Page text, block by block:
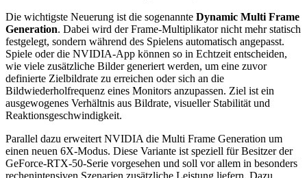
Die wichtigste Neuerung ist die sogenannte Dynamic Multi Frame
Generation. Dabei wird der Frame-Multiplikator nicht mehr statisch
festgelegt, sondern während des Spielens automatisch angepasst.
Spiele oder die NVIDIA-App können so in Echtzeit entscheiden,
wie viele zusätzliche Bilder generiert werden, um eine zuvor
definierte Zielbildrate zu erreichen oder sich an die
Bildwiederholfrequenz eines Monitors anzupassen. Ziel ist ein
ausgewogenes Verhältnis aus Bildrate, visueller Stabilität und
Reaktionsgeschwindigkeit.
Parallel dazu erweitert NVIDIA die Multi Frame Generation um
einen neuen 6X-Modus. Diese Variante ist speziell für Besitzer der
GeForce-RTX-50-Serie vorgesehen und soll vor allem in besonders
rechenintensiven Szenarien zusätzliche Leistung liefern. Dazu